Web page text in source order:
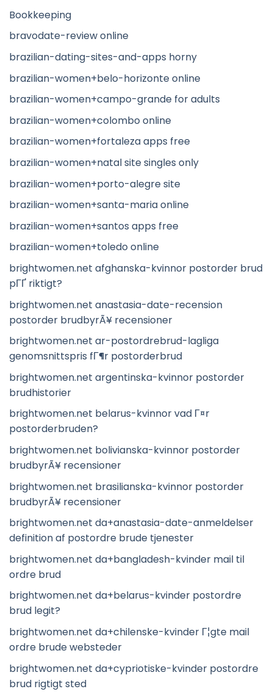
Bookkeeping
bravodate-review online
brazilian-dating-sites-and-apps horny
brazilian-women+belo-horizonte online
brazilian-women+campo-grande for adults
brazilian-women+colombo online
brazilian-women+fortaleza apps free
brazilian-women+natal site singles only
brazilian-women+porto-alegre site
brazilian-women+santa-maria online
brazilian-women+santos apps free
brazilian-women+toledo online
brightwomen.net afghanska-kvinnor postorder brud
pГҐ riktigt?
brightwomen.net anastasia-date-recension
postorder brudbyrÃ¥ recensioner
brightwomen.net ar-postordrebrud-lagliga
genomsnittspris fГ¶r postorderbrud
brightwomen.net argentinska-kvinnor postorder
brudhistorier
brightwomen.net belarus-kvinnor vad Г¤r
postorderbruden?
brightwomen.net bolivianska-kvinnor postorder
brudbyrÃ¥ recensioner
brightwomen.net brasilianska-kvinnor postorder
brudbyrÃ¥ recensioner
brightwomen.net da+anastasia-date-anmeldelser
definition af postordre brude tjenester
brightwomen.net da+bangladesh-kvinder mail til
ordre brud
brightwomen.net da+belarus-kvinder postordre
brud legit?
brightwomen.net da+chilenske-kvinder Г¦gte mail
ordre brude websteder
brightwomen.net da+cypriotiske-kvinder postordre
brud rigtigt sted